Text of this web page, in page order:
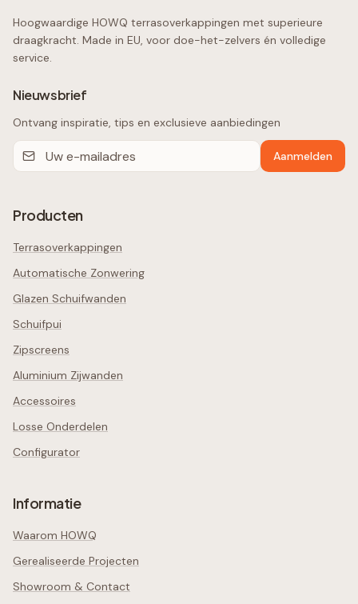
Hoogwaardige HOWQ terrasoverkappingen met superieure
draagkracht. Made in EU, voor doe-het-zelvers én volledige
service.
Nieuwsbrief
Ontvang inspiratie, tips en exclusieve aanbiedingen
Aanmelden
Producten
Terrasoverkappingen
Automatische Zonwering
Glazen Schuifwanden
Schuifpui
Zipscreens
Aluminium Zijwanden
Accessoires
Losse Onderdelen
Configurator
Informatie
Waarom HOWQ
Gerealiseerde Projecten
Showroom & Contact